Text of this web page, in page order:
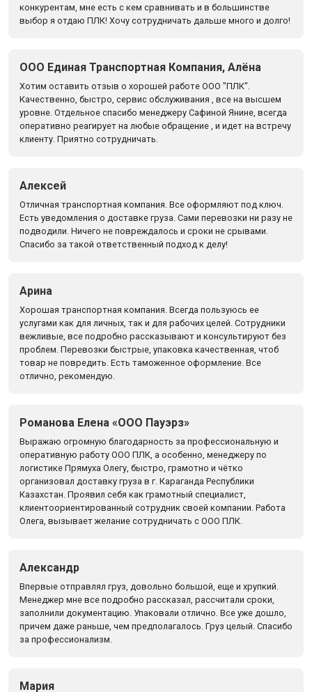
конкурентам, мне есть с кем сравнивать и в большинстве
выбор я отдаю ПЛК! Хочу сотрудничать дальше много и долго!
ООО Единая Транспортная Компания, Алёна
Хотим оставить отзыв о хорошей работе ООО "ПЛК".
Качественно, быстро, сервис обслуживания , все на высшем
уровне. Отдельное спасибо менеджеру Сафиной Янине, всегда
оперативно реагирует на любые обращение , и идет на встречу
клиенту. Приятно сотрудничать.
Алексей
Отличная транспортная компания. Все оформляют под ключ.
Есть уведомления о доставке груза. Сами перевозки ни разу не
подводили. Ничего не повреждалось и сроки не срывами.
Спасибо за такой ответственный подход к делу!
Арина
Хорошая транспортная компания. Всегда пользуюсь ее
услугами как для личных, так и для рабочих целей. Сотрудники
вежливые, все подробно рассказывают и консультируют без
проблем. Перевозки быстрые, упаковка качественная, чтоб
товар не повредить. Есть таможенное оформление. Все
отлично, рекомендую.
Романова Елена «ООО Пауэрз»
Выражаю огромную благодарность за профессиональную и
оперативную работу ООО ПЛК, а особенно, менеджеру по
логистике Прямуха Олегу, быстро, грамотно и чётко
организовал доставку груза в г. Караганда Республики
Казахстан. Проявил себя как грамотный специалист,
клиентоориентированный сотрудник своей компании. Работа
Олега, вызывает желание сотрудничать с ООО ПЛК.
Александр
Впервые отправлял груз, довольно большой, еще и хрупкий.
Менеджер мне все подробно рассказал, рассчитали сроки,
заполнили документацию. Упаковали отлично. Все уже дошло,
причем даже раньше, чем предполагалось. Груз целый. Спасибо
за профессионализм.
Мария